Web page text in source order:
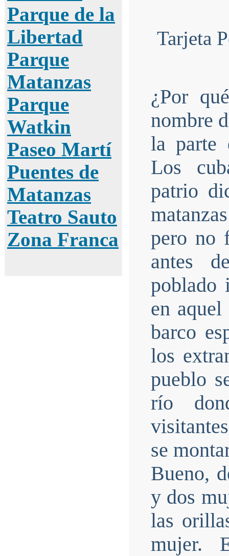
Parque de la
Libertad
Parque
Matanzas
Parque
Watkin
Paseo Martí
Puentes de
Matanzas
Teatro Sauto
Zona Franca
Tarjeta
¿Por
nombre
la parte
Los
patrio
pero no
antes
poblado
en
barco
los
pueblo
río
se
Bueno,
y dos
las
mujer.